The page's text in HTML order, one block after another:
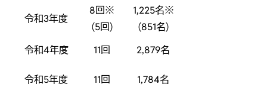
令和3年度
8回※
(5回)
1,225名※
(851名)
令和4年度
11回 2,879名
令和5年度 11回 1,784名